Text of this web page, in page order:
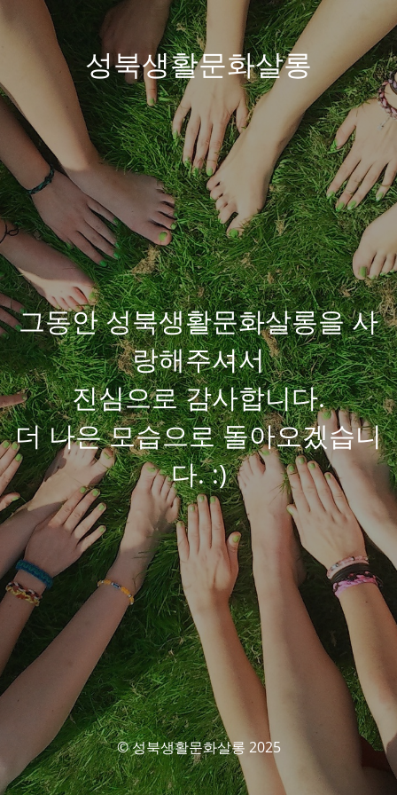
성북생활문화살롱
그동안 성북생활문화살롱을 사
랑해주셔서
진심으로 감사합니다.
더 나은 모습으로 돌아오겠습니
다. :)
© 성북생활문화살롱 2025